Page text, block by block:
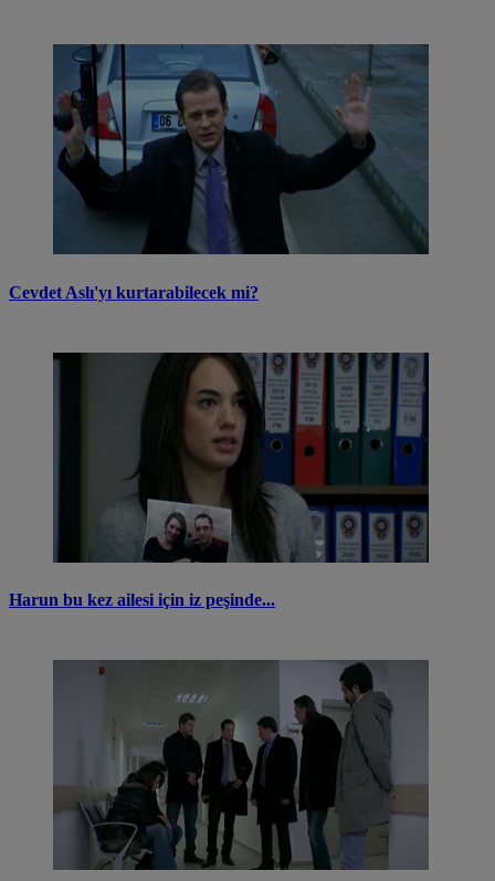
Cevdet Aslı'yı kurtarabilecek mi?
Harun bu kez ailesi için iz peşinde...